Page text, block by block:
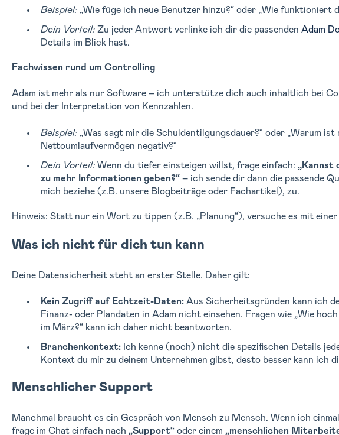
Beispiel:„Wie füge ich neue Benutzer hinzu?“ oder „Wie funktioniert
Dein Vorteil:Zu jeder Antwort verlinke ich dir die passenden Adam
Details im Blick hast.
Fachwissen rund um Controlling
Adam ist mehr als nur Software – ich unterstütze dich auch inhaltlich bei
und bei der Interpretation von Kennzahlen.
Beispiel:„Was sagt mir die Schuldentilgungsdauer?“ oder „Warum ist
Nettoumlaufvermögen negativ?“
Dein Vorteil:Wenn du tiefer einsteigen willst, frage einfach: „Kannst
zu mehr Informationen geben?“– ich sende dir dann die passende
mich beziehe (z.B. unsere Blogbeiträge oder Fachartikel), zu.
Hinweis: Statt nur ein Wort zu tippen (z.B. „Planung“), versuche es mit
Was ich nicht für dich tun kann
Deine Datensicherheit steht an erster Stelle. Daher gilt:
Kein Zugriff auf Echtzeit-Daten:Aus Sicherheitsgründen kann ich
Finanz- oder Plandaten in Adam nicht einsehen. Fragen wie „Wie
im März?“ kann ich daher nicht beantworten.
Branchenkontext: Ich kenne (noch) nicht die spezifischen Details
Kontext du mir zu deinem Unternehmen gibst, desto besser kann ich
Menschlicher Support
Manchmal braucht es ein Gespräch von Mensch zu Mensch. Wenn ich
frage im Chat einfach nach „Support“oder einem „menschlichen